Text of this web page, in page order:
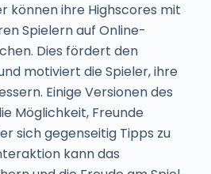
können ihre Highscores mit
Spielern auf Online-
Dies fördert den
motiviert die Spieler, ihre
Einige Versionen des
Möglichkeit, Freunde
sich gegenseitig Tipps zu
kann das